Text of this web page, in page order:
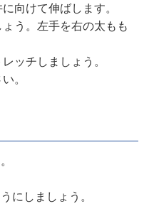
向けて伸ばします。
う。左手を右の太もも
ッチしましょう。
。
にしましょう。